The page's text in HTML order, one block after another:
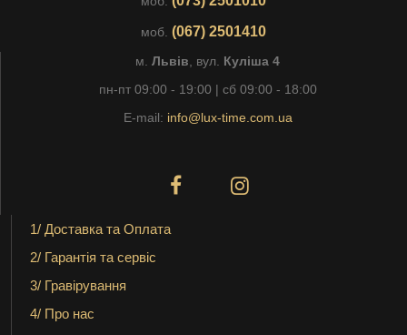
моб. (067) 2501410
м. Львів , вул. Куліша 4
пн-пт 09:00 - 19:00 | сб 09:00 - 18:00
E-mail: info@lux-time.com.ua
1/ Доставка та Оплата
2/ Гарантія та сервіс
3/ Гравірування
4/ Про нас